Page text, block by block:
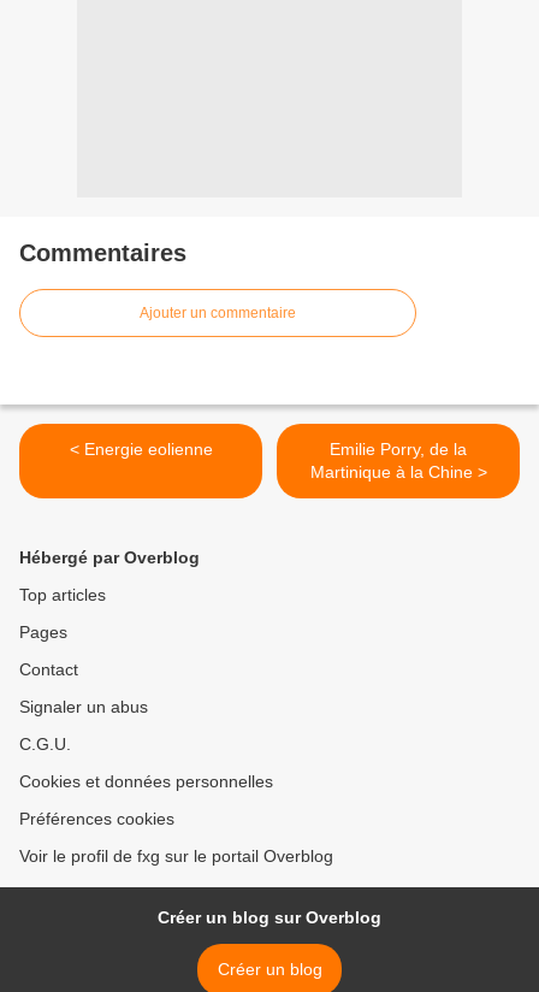
Commentaires
Ajouter un commentaire
< Energie eolienne
Emilie Porry, de la
Martinique à la Chine >
Hébergé par Overblog
Top articles
Pages
Contact
Signaler un abus
C.G.U.
Cookies et données personnelles
Préférences cookies
Voir le profil de fxg sur le portail Overblog
Créer un blog sur Overblog
Créer un blog